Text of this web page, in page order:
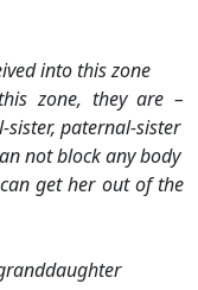
into this zone
zone, they are –
paternal-sister
not block any body
get her out of the